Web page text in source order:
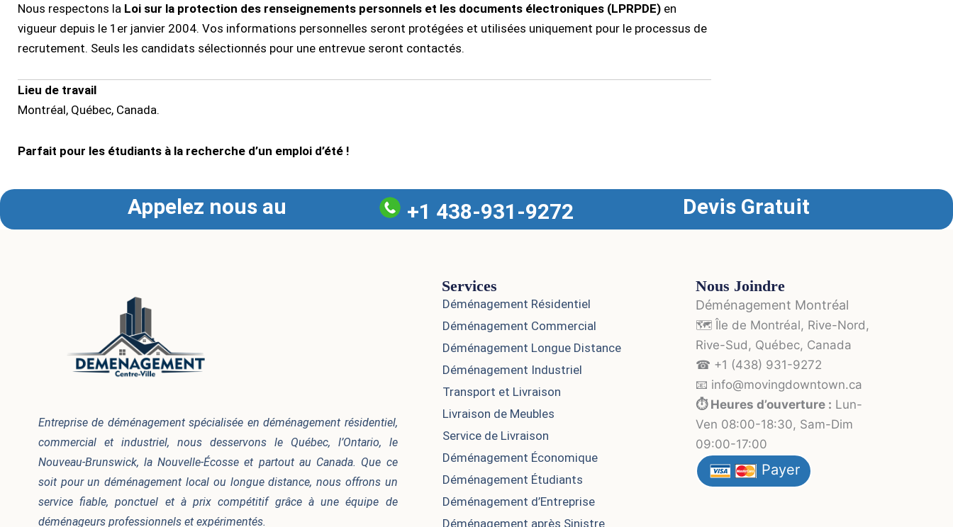
Nous respectons la Loi sur la protection des renseignements personnels et les documents électroniques (LPRPDE) en
vigueur depuis le 1er janvier 2004. Vos informations personnelles seront protégées et utilisées uniquement pour le processus de
recrutement. Seuls les candidats sélectionnés pour une entrevue seront contactés.
Lieu de travail
Montréal, Québec, Canada.
Parfait pour les étudiants à la recherche d’un emploi d’été !
Appelez nous au +1 438-931-9272 Devis Gratuit
Entreprise de déménagement spécialisée en déménagement résidentiel,
commercial et industriel, nous desservons le Québec, l’Ontario, le
Nouveau-Brunswick, la Nouvelle-Écosse et partout au Canada. Que ce
soit pour un déménagement local ou longue distance, nous offrons un
service fiable, ponctuel et à prix compétitif grâce à une équipe de
déménageurs professionnels et expérimentés.
Services
Déménagement Résidentiel
Déménagement Commercial
Déménagement Longue Distance
Déménagement Industriel
Transport et Livraison
Livraison de Meubles
Service de Livraison
Déménagement Économique
Déménagement Étudiants
Déménagement d’Entreprise
Déménagement après Sinistre​
Nous Joindre
Déménagement Montréal
🗺️ Île de Montréal, Rive-Nord,
Rive-Sud, Québec, Canada
☎ +1 (438) 931-9272
📧 info@movingdowntown.ca
⏱️ Heures d’ouverture : Lun-
Ven 08:00-18:30, Sam-Dim
09:00-17:00
Payer